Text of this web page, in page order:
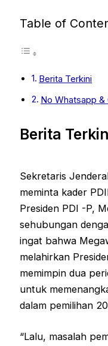
Table of
Berita Terkini
No Whatsapp
Berita
Sekretaris
meminta kader
Presiden PDI -P,
sehubungan
ingat bahwa
melahirkan
memimpin dua
untuk
dalam pemilihan
“Lalu, masalah